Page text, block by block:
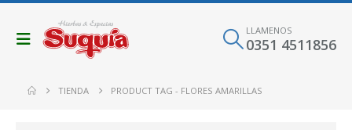
LLAMENOS
0351 4511856
TIENDA PRODUCT TAG - FLORES AMARILLAS